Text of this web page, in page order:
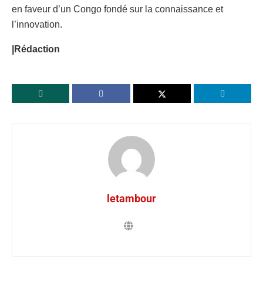
en faveur d’un Congo fondé sur la connaissance et
l’innovation.
|Rédaction
letambour